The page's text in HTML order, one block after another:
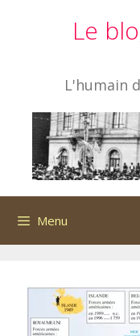
Le
L'humain
Menu